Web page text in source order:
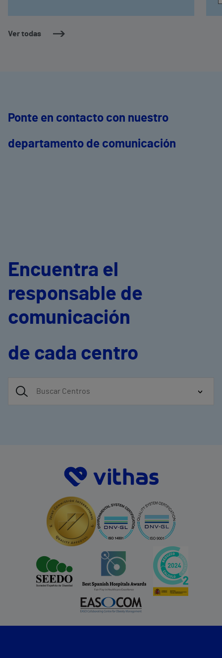
Ver todas
Ponte en contacto con nuestro
departamento de comunicación
Encuentra el
responsable de
comunicación
de cada centro